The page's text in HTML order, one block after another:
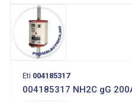
Eti 004185317
004185317 NH2C gG